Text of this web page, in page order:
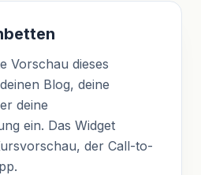
Vorschau dieses
Blog, deine
deine
ein. Das Widget
der Call-to-